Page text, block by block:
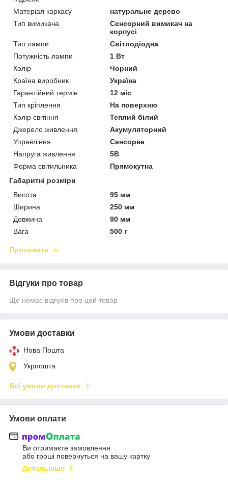
Матеріал каркасу
натуральне дерево
Тип вимикача
Сенсорний вимикач на
корпусі
Тип лампи
Світлодіодна
Потужність лампи
1 Вт
Колір
Чорний
Країна виробник
Україна
Гарантійний термін
12 міс
Тип кріплення
На поверхню
Колір світіння
Теплий білий
Джерело живлення
Акумуляторний
Управління
Сенсорне
Напруга живлення
5В
Форма світильника
Прямокутна
Габаритні розміри
Висота
95 мм
Ширина
250 мм
Довжина
90 мм
Вага
500 г
Приховати
Відгуки про товар
Ще немає відгуків про цей товар
Умови доставки
Нова Пошта
Укрпошта
Всі умови доставки
Умови оплати
Ви отримаєте замовлення
або гроші повернуться на вашу картку
Детальніше